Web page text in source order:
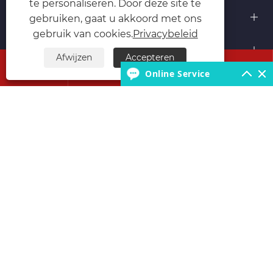
Over ons
Neem contact met ons op

te personaliseren. Door deze site te
gebruiken, gaat u akkoord met ons
gebruik van cookies.Privacybeleid
Afwijzen Accepteren
Online Service